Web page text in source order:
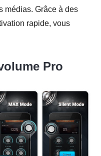
médias. Grâce à des
rapide, vous
Pro